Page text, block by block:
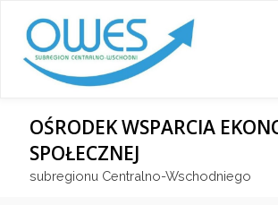
OŚRODEK WSPARCIA
SPOŁECZNEJ
subregionu Centralno-Wschodniego